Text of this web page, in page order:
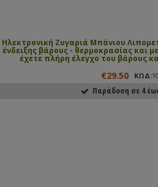
Ηλεκτρονική Ζυγαριά Μπάνιου
ένδειξης βάρους - θερμοκρασίας και
έχετε πλήρη έλεγχο του βάρους
€29.50 ΚΩΔ:
Παράδοση σε 4